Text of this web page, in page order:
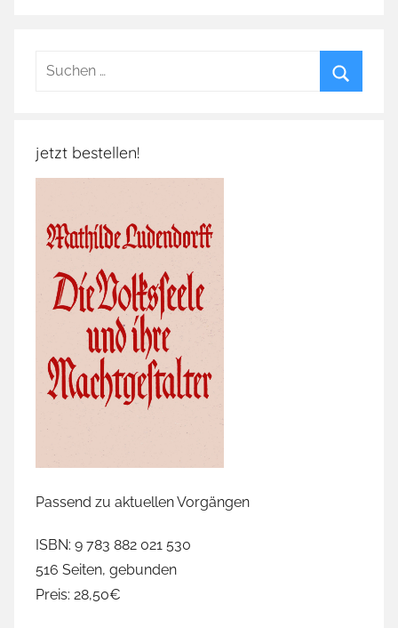
-
,
r
S
Suchen
jetzt bestellen!
Passend zu aktuellen Vorgängen
ISBN: 9 783 882 021 530
516 Seiten, gebunden
Preis: 28,50€